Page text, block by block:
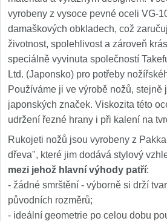
vyrobeny z vysoce pevné oceli VG-
damaškových obkladech, což
životnost, spolehlivost a zároveň
speciálně vyvinuta společností
Ltd. (Japonsko) pro potřeby
Používáme ji ve výrobě nožů, stejně
japonských značek. Viskozita této
udržení řezné hrany i při kalení na
Rukojeti nožů jsou vyrobeny z
dřeva", které jim dodává stylový
mezi jehož hlavní výhody patří:
- žádné smrštění - výborně si drží
původních rozměrů;
- ideální geometrie po celou dobu